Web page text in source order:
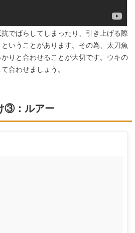
でばらしてしまったり、引き上げる際
いうことがあります。その為、太刀魚
りと合わせることが大切です。ウキの
合わせましょう。
③：ルアー